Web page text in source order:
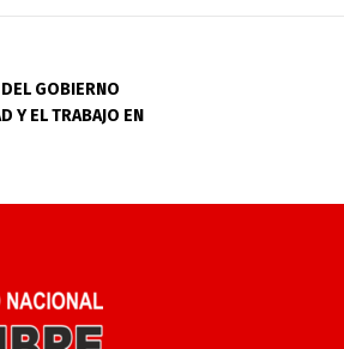
GOBIERNO
Y EL TRABAJO EN